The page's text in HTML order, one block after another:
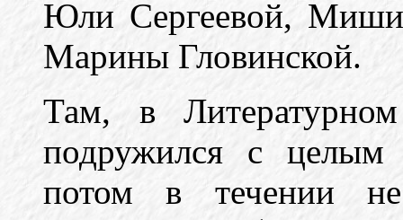
Юли Сергеевой, Миши
Марины Гловинской.
Там, в
подружился с
потом в течении